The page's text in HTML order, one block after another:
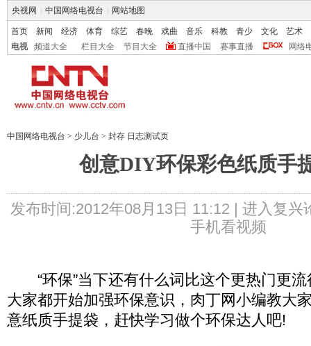
央视网 中国网络电视台 网站地图
首页 新闻 经济 体育 综艺 春晚 戏曲 音乐 科教 青少 文化
艺术
电视
频道大全 栏目大全 节目大全 直播中国 赛事直播 网络
中国网络电视台 > 少儿台 > 封存 日志测试页
创意DIY环保彩色纸质手
发布时间:2012年08月13日 11:12 | 进入复兴
手机看视频
“环保”当下还有什么词比这个更热门更流
大家都开始加强环保意识，肉丁网小编教大
意纸质手提袋，赶快学习做个环保达人吧!